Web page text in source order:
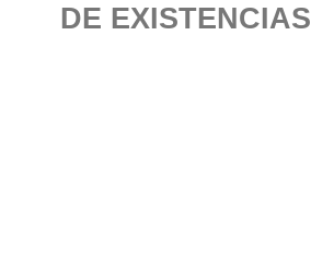
DE EXISTENCIAS